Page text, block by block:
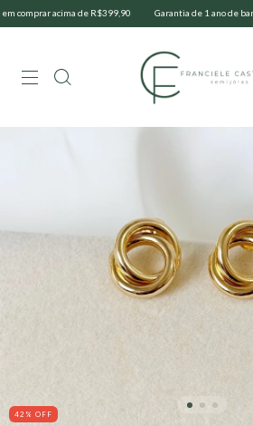
acima de R$399,90 Garantia de 1 ano de banho
42 % OFF